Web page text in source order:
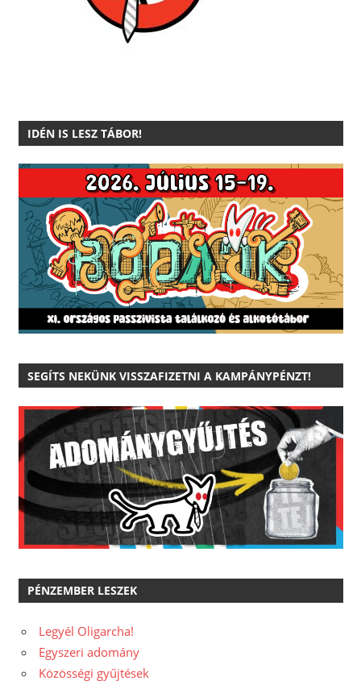
IDÉN IS LESZ TÁBOR!
SEGÍTS NEKÜNK VISSZAFIZETNI A KAMPÁNYPÉNZT!
PÉNZEMBER LESZEK
Legyél Oligarcha!
Egyszeri adomány
Közösségi gyűjtések